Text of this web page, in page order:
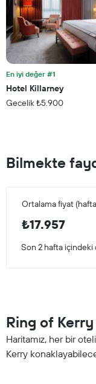
En iyi değer #1
Hotel Killarney
Gecelik ₺5.900
Bilmekte
Ortalama fiyat
₺17.957
Son 2 hafta içindeki
Ring of Kerry
Haritamız, her bir
Kerry